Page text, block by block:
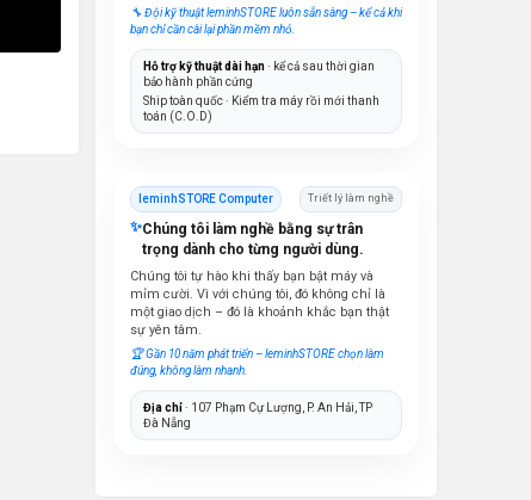
🔧 Đội kỹ thuật leminhSTORE luôn sẵn sàng – kể cả khi
bạn chỉ cần cài lại phần mềm nhỏ.
Hỗ trợ kỹ thuật dài hạn· kể cả sau thời gian
bảo hành phần cứng
Ship toàn quốc · Kiểm tra máy rồi mới thanh
toán (C.O.D)
leminhSTORE Computer Triết lý làm nghề
✨Chúng tôi làm nghề bằng sự trân
trọng dành cho từng người dùng.
Chúng tôi tự hào khi thấy bạn bật máy và
mỉm cười. Vì với chúng tôi, đó không chỉ là
một giao dịch – đó là khoảnh khắc bạn thật
sự yên tâm.
🏆 Gần 10 năm phát triển – leminhSTORE chọn làm
đúng, không làm nhanh.
Địa chỉ· 107 Phạm Cự Lượng, P. An Hải, TP
Đà Nẵng